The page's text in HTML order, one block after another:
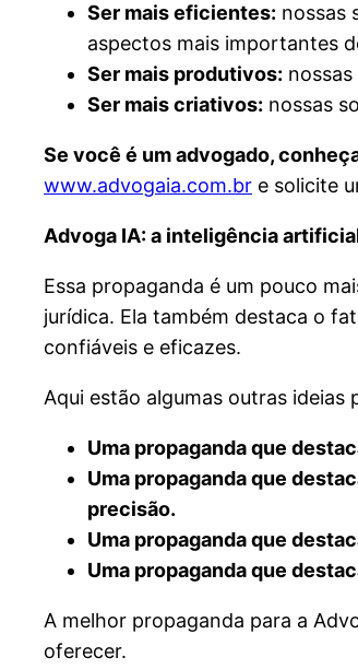
Ser mais eficientes: nossas
aspectos mais importantes
Ser mais produtivos:
Ser mais criativos: nossas
Se você é um advogado,
www.advogaia.com.br e solicite
Advoga IA: a inteligência
Essa propaganda é um pouco
jurídica. Ela também destaca o
confiáveis e eficazes.
Aqui estão algumas outras ideias
Uma propaganda que
Uma propaganda que
precisão.
Uma propaganda que
Uma propaganda que
A melhor propaganda para a
oferecer.